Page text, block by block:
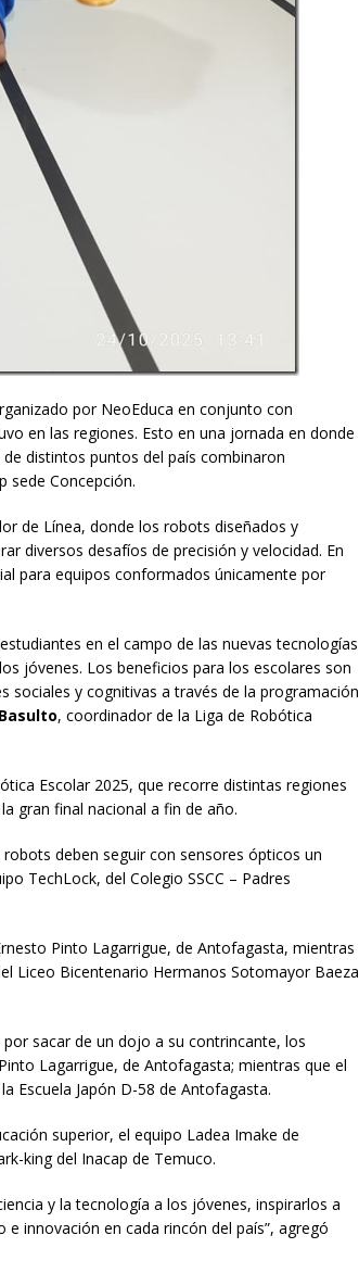
por NeoEduca en conjunto con
en las regiones. Esto en una jornada en donde
distintos puntos del país combinaron
sede Concepción.
de Línea, donde los robots diseñados y
diversos desafíos de precisión y velocidad. En
para equipos conformados únicamente por
en el campo de las nuevas tecnologías
jóvenes. Los beneficios para los escolares son
sociales y cognitivas a través de la programación
, coordinador de la Liga de Robótica
Escolar 2025, que recorre distintas regiones
gran final nacional a fin de año.
deben seguir con sensores ópticos un
TechLock, del Colegio SSCC – Padres
Pinto Lagarrigue, de Antofagasta, mientras
Liceo Bicentenario Hermanos Sotomayor Baeza
sacar de un dojo a su contrincante, los
Lagarrigue, de Antofagasta; mientras que el
Escuela Japón D-58 de Antofagasta.
superior, el equipo Ladea Imake de
king del Inacap de Temuco.
y la tecnología a los jóvenes, inspirarlos a
innovación en cada rincón del país”, agregó